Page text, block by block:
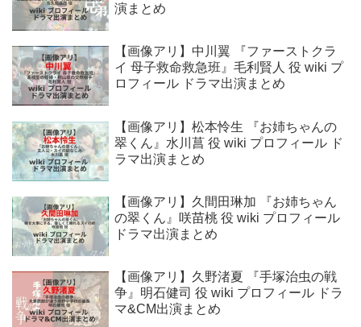
演まとめ
【画像アリ】中川翼 『ファーストクラ
イ 母子救命救急班』毛利賢人 役 wiki プ
ロフィール ドラマ出演まとめ
【画像アリ】松本怜生 『お姉ちゃんの
翠くん』水川菖 役 wiki プロフィール ド
ラマ出演まとめ
【画像アリ】久間田琳加 『お姉ちゃん
の翠くん』咲苗桃 役 wiki プロフィール
ドラマ出演まとめ
【画像アリ】久野渚夏 『手塚治虫の戦
争』明石健司 役 wiki プロフィール ドラ
マ&CM出演まとめ